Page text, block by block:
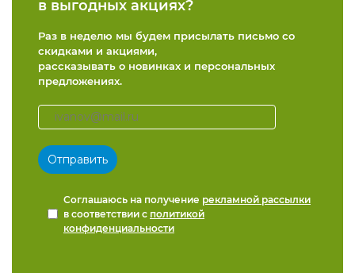
в выгодных акциях?
Раз в неделю мы будем присылать письмо со
скидками и акциями,
рассказывать о новинках и персональных
предложениях.
Соглашаюсь на получение рекламной рассылки
в соответствии с политикой
конфиденциальности